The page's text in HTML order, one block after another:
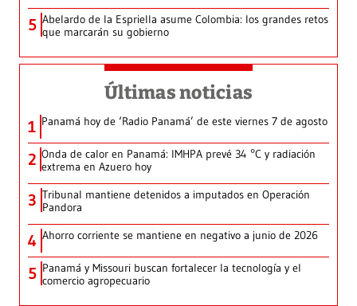
5 Abelardo de la Espriella asume Colombia: los grandes retos
que marcarán su gobierno
Últimas noticias
1 Panamá hoy de ‘Radio Panamá’ de este viernes 7 de agosto
2 Onda de calor en Panamá: IMHPA prevé 34 °C y radiación
extrema en Azuero hoy
3 Tribunal mantiene detenidos a imputados en Operación
Pandora
4 Ahorro corriente se mantiene en negativo a junio de 2026
5 Panamá y Missouri buscan fortalecer la tecnología y el
comercio agropecuario